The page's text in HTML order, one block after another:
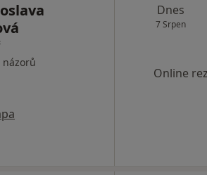
názorů
Dnes
7 Srpen
Online